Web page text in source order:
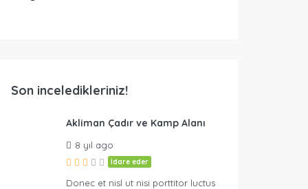
Son inceledikleriniz!
Akliman Çadır ve Kamp Alanı
8 yıl ago
İdare eder
Donec et nisl ut nisi porttitor luctus